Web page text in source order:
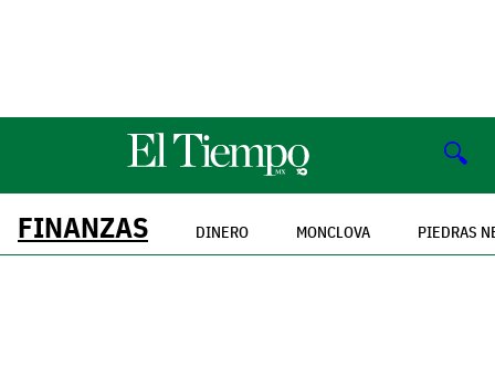
🔍
FINANZAS DINERO MONCLOVA PIEDRAS